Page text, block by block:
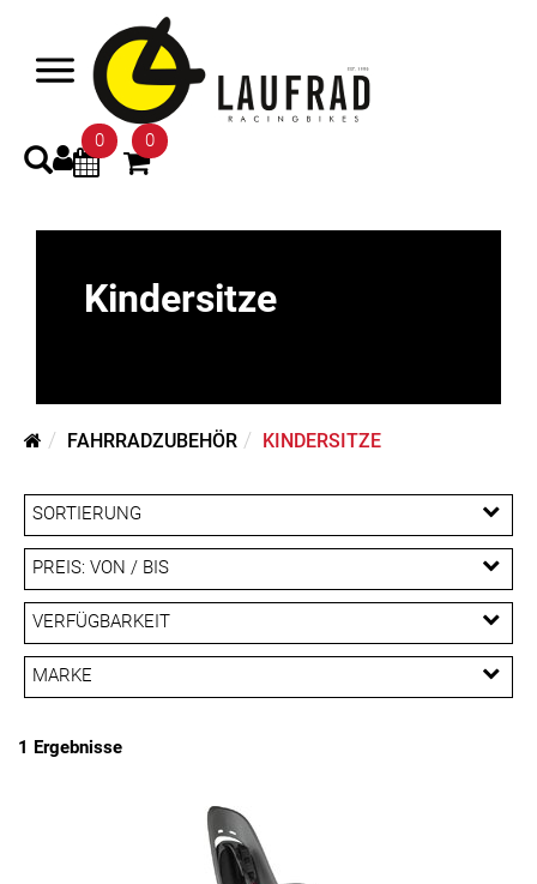
0 0
Kindersitze
FAHRRADZUBEHÖR KINDERSITZE
SORTIERUNG
PREIS: VON / BIS
EUR
EUR
PREISFILTER ANWENDEN
VERFÜGBARKEIT
MARKE
1 Ergebnisse